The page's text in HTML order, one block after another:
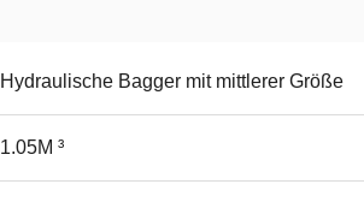
Hydraulische Bagger mit mittlerer Größe
1.05M ³